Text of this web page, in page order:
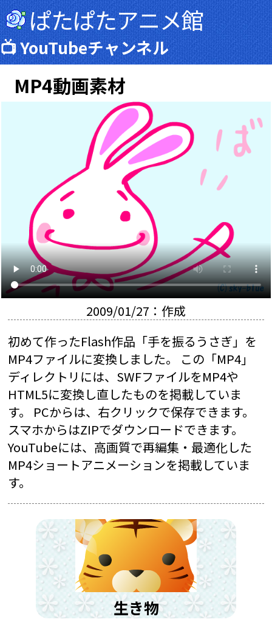
ぱたぱたアニメ館
📺 YouTubeチャンネル
MP4動画素材
2009/01/27：作成
初めて作ったFlash作品「手を振るうさぎ」を
MP4ファイルに変換しました。 この「MP4」
ディレクトリには、SWFファイルをMP4や
HTML5に変換し直したものを掲載していま
す。 PCからは、右クリックで保存できます。
スマホからはZIPでダウンロードできます。
YouTubeには、高画質で再編集・最適化した
MP4ショートアニメーションを掲載していま
す。
生き物